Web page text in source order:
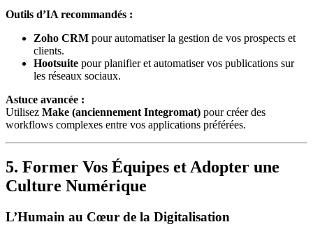
Outils d’IA recommandés :
Zoho CRM pour automatiser la gestion de vos prospects et
clients.
Hootsuite pour planifier et automatiser vos publications sur
les réseaux sociaux.
Astuce avancée :
Utilisez Make (anciennement Integromat) pour créer des
workflows complexes entre vos applications préférées.
5. Former Vos Équipes et Adopter une
Culture Numérique
L’Humain au Cœur de la Digitalisation